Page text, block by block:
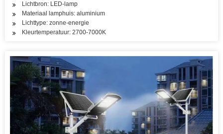
Lichtbron: LED-lamp
Materiaal lamphuis: aluminium
Lichttype: zonne-energie
Kleurtemperatuur: 2700-7000K